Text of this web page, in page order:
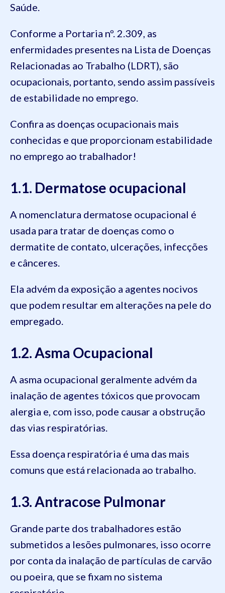
Saúde.
Conforme a Portaria nº. 2.309, as
enfermidades presentes na Lista de Doenças
Relacionadas ao Trabalho (LDRT), são
ocupacionais, portanto, sendo assim passíveis
de estabilidade no emprego.
Confira as doenças ocupacionais mais
conhecidas e que proporcionam estabilidade
no emprego ao trabalhador!
1.1. Dermatose ocupacional
A nomenclatura dermatose ocupacional é
usada para tratar de doenças como o
dermatite de contato, ulcerações, infecções
e cânceres.
Ela advém da exposição a agentes nocivos
que podem resultar em alterações na pele do
empregado.
1.2. Asma Ocupacional
A asma ocupacional geralmente advém da
inalação de agentes tóxicos que provocam
alergia e, com isso, pode causar a obstrução
das vias respiratórias.
Essa doença respiratória é uma das mais
comuns que está relacionada ao trabalho.
1.3. Antracose Pulmonar
Grande parte dos trabalhadores estão
submetidos a lesões pulmonares, isso ocorre
por conta da inalação de partículas de carvão
ou poeira, que se fixam no sistema